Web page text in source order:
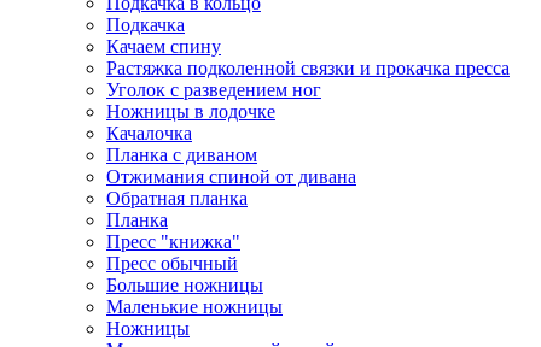
Подкачка
Качаем спину
Растяжка подколенной связки и прокачка пресса
Уголок с разведением ног
Ножницы в лодочке
Качалочка
Планка с диваном
Отжимания спиной от дивана
Обратная планка
Планка
Пресс "книжка"
Пресс обычный
Большие ножницы
Маленькие ножницы
Ножницы